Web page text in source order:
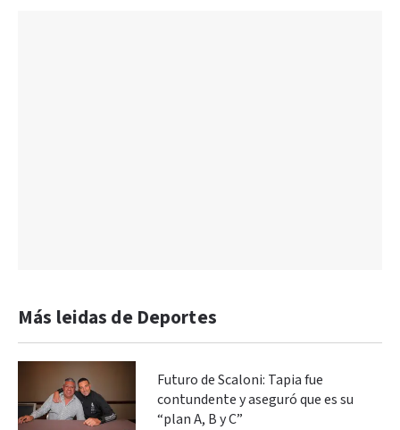
Más leidas de Deportes
Futuro de Scaloni: Tapia fue
contundente y aseguró que es su
“plan A, B y C”